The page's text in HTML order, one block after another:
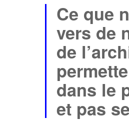
Ce que
vers de
de
dans le
et pas